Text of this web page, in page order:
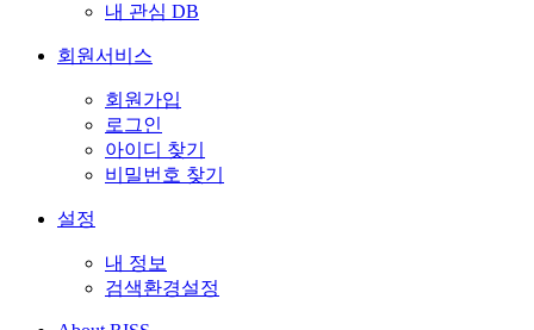
내 관심 DB
회원서비스
회원가입
로그인
아이디 찾기
비밀번호 찾기
설정
내 정보
검색환경설정